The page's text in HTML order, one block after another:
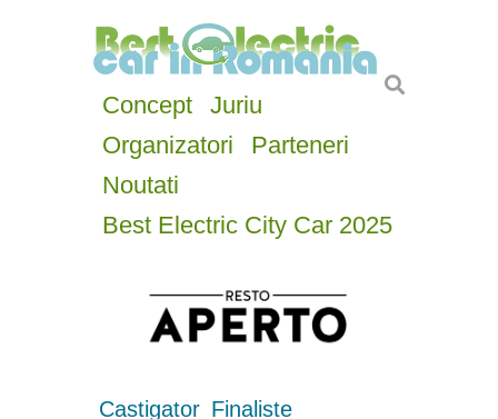
Concept
Juriu
Organizatori
Parteneri
Noutati
Best Electric City Car 2025
Castigator Finaliste